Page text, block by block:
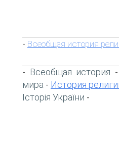
- Всеобщая история
- Всеобщая история -
мира - История
Історія України -